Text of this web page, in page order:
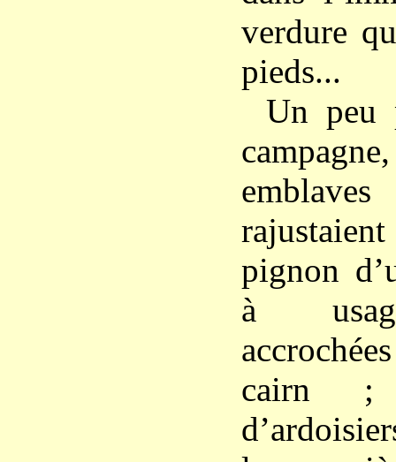
verdure
pieds...
Un peu
pignon
à
cairn ;